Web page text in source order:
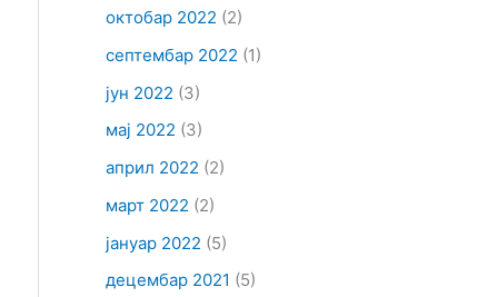
октобар 2022 (2)
септембар 2022 (1)
јун 2022 (3)
мај 2022 (3)
април 2022 (2)
март 2022 (2)
јануар 2022 (5)
децембар 2021 (5)